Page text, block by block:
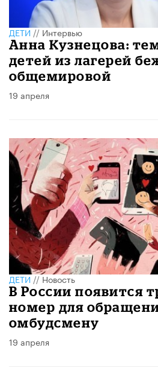
ДЕТИ//Интервью
Анна Кузнецова:
детей из лагерей
общемировой
19 апреля
ДЕТИ//Новость
В России появится
номер для
омбудсмену
19 апреля